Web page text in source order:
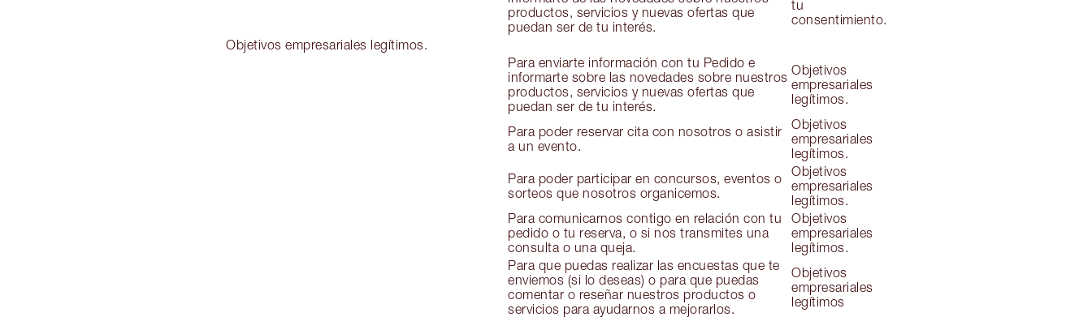
productos, servicios y nuevas ofertas que
puedan ser de tu interés.
tu
consentimiento.
Objetivos empresariales legítimos.
Para enviarte información con tu Pedido e
informarte sobre las novedades sobre nuestros
productos, servicios y nuevas ofertas que
puedan ser de tu interés.
Objetivos
empresariales
legítimos.
Para poder reservar cita con nosotros o asistir
a un evento.
Objetivos
empresariales
legítimos.
Para poder participar en concursos, eventos o
sorteos que nosotros organicemos.
Objetivos
empresariales
legítimos.
Para comunicarnos contigo en relación con tu
pedido o tu reserva, o si nos transmites una
consulta o una queja.
Objetivos
empresariales
legítimos.
Para que puedas realizar las encuestas que te
enviemos (si lo deseas) o para que puedas
comentar o reseñar nuestros productos o
servicios para ayudarnos a mejorarlos.
Objetivos
empresariales
legítimos